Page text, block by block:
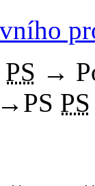
PS →
→ PS PS